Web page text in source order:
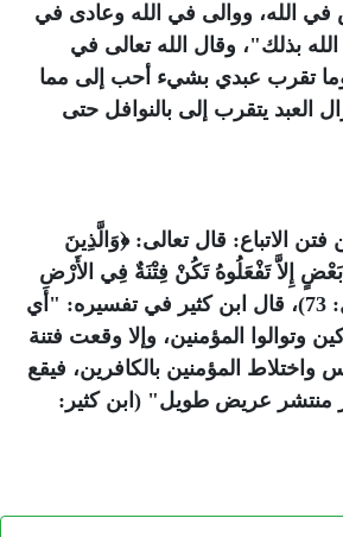
الله، ووالى في الله وعادى في
الله بذلك"، وقال الله تعالى في
تقرب عبدي بشيء أحب إلى مما
العبد يتقرب إلى بالنوافل حتى
فتن الاتباع: قال تعالى:﴿وَالَّذِينَ
إِلاَّ تَفْعَلُوهُ تَكُنْ فِتْنَةٌ فِي الأَرْضِ
(الأنفال: 73)، قال ابن كثير في تفسيره: "أي
وتوالوا المؤمنين، وإلا وقعت فتنة
واختلاط المؤمنين بالكافرين، فيقع
منتشر عريض طويل" (ابن كثير: